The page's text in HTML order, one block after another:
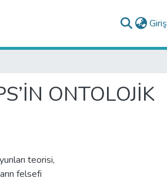
Giriş
ONTOLOJİK
teorisi,
felsefi